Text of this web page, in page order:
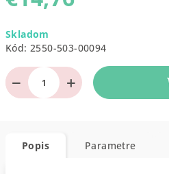
cena:
Skladom
Kód: 2550-503-00094
+
−
Popis Parametre